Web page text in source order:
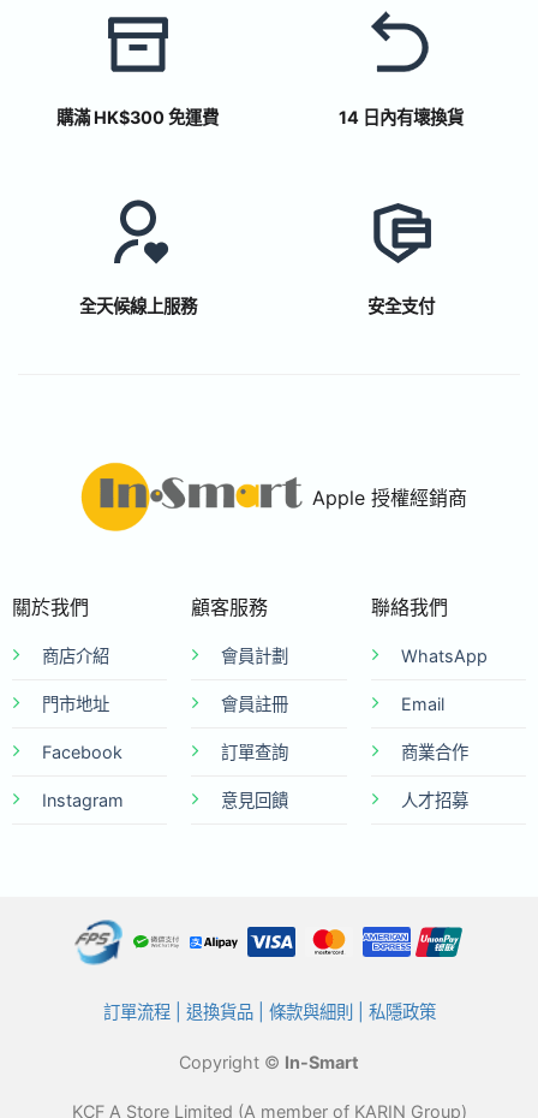
購滿 HK$300 免運費 14 日內有壞換貨
全天候線上服務 安全支付
Apple 授權經銷商
關於我們
商店介紹
門市地址
Facebook
Instagram
顧客服務
會員計劃
會員註冊
訂單查詢
意見回饋
聯絡我們
WhatsApp
Email
商業合作
人才招募
訂單流程| 退換貨品| 條款與細則 私隱政策
Copyright © In-Smart
KCF A Store Limited (A member of KARIN Group)